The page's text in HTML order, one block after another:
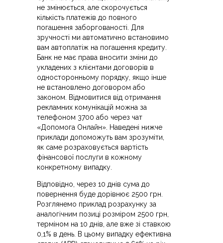
не змінюється, але скорочується
кількість платежів до повного
погашення заборгованості. Для
зручності ми автоматично встановимо
вам автоплатіж на погашення кредиту.
Банк не має права вносити зміни до
укладених з клієнтами договорів в
односторонньому порядку, якщо інше
не встановлено договором або
законом. Відмовитися від отримання
рекламних комунікацій можна за
телефоном 3700 або через чат
«Допомога Онлайн». Наведені нижче
приклади допоможуть вам зрозуміти,
як саме розраховується вартість
фінансової послуги в кожному
конкретному випадку.
Відповідно, через 10 днів сума до
повернення буде дорівнює 2500 грн.
Розглянемо приклад розрахунку за
аналогічним позиці розміром 2500 грн,
терміном на 10 днів, але вже зі ставкою
0,1% в день. В цьому випадку ефективна